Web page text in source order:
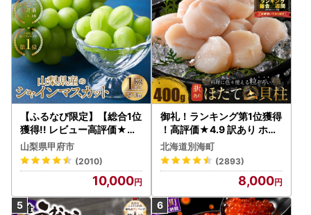
【ふるなび限定】【総合1位
獲得!! レビュー高評価★】
〈2026年度配送分〉山梨
県産 シャインマスカット 2
～3房（1.0kg以上）シャイ
ン フルーツ FN-Limited-S
P
山梨県甲府市
(2010)
10,000
御礼！ランキング第1位獲得
！高評価★4.9 訳あり ホタ
テ 400g（ほたて 帆立 貝柱
冷凍 ）
北海道別海町
(2893)
8,000